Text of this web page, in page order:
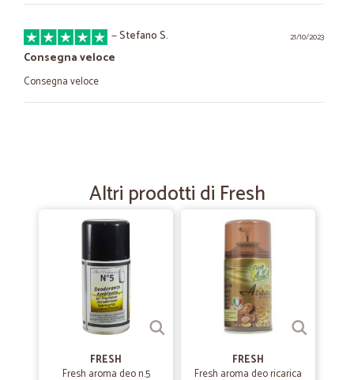
21/10/2023
—Stefano S.
Consegna veloce
Consegna veloce
Tutto perfetto e puntuale .perfetto…
Tutto perfetto e puntuale .perfetto anche il confezionamento ed
—Vincenzo D.
Altri prodotti di Fresh
FRESH
Fresh aroma deo n.5
FRESH
Fresh aroma deo ricarica